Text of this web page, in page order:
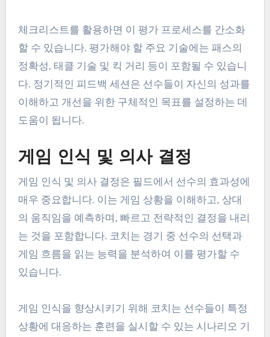
체크리스트를 활용하면 이 평가 프로세스를 간소화
할 수 있습니다. 평가해야 할 주요 기술에는 패스의
정확성, 태클 기술 및 킥 거리 등이 포함될 수 있습니
다. 정기적인 피드백 세션은 선수들이 자신의 성과를
이해하고 개선을 위한 구체적인 목표를 설정하는 데
도움이 됩니다.
게임 인식 및 의사 결정
게임 인식 및 의사 결정은 필드에서 선수의 효과성에
매우 중요합니다. 이는 게임 상황을 이해하고, 상대
의 움직임을 예측하며, 빠르고 전략적인 결정을 내리
는 것을 포함합니다. 코치는 경기 중 선수의 선택과
게임 흐름을 읽는 능력을 분석하여 이를 평가할 수
있습니다.
게임 인식을 향상시키기 위해 코치는 선수들이 특정
상황에 대응하는 훈련을 실시할 수 있는 시나리오 기